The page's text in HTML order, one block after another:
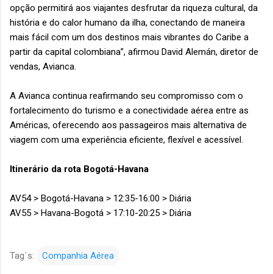
opção permitirá aos viajantes desfrutar da riqueza cultural, da
história e do calor humano da ilha, conectando de maneira
mais fácil com um dos destinos mais vibrantes do Caribe a
partir da capital colombiana”, afirmou David Alemán, diretor de
vendas, Avianca.
A Avianca continua reafirmando seu compromisso com o
fortalecimento do turismo e a conectividade aérea entre as
Américas, oferecendo aos passageiros mais alternativa de
viagem com uma experiência eficiente, flexível e acessível.
Itinerário da rota Bogotá-Havana
AV54 > Bogotá-Havana > 12:35-16:00 > Diária
AV55 > Havana-Bogotá > 17:10-20:25 > Diária
Tag´s: Companhia Aérea